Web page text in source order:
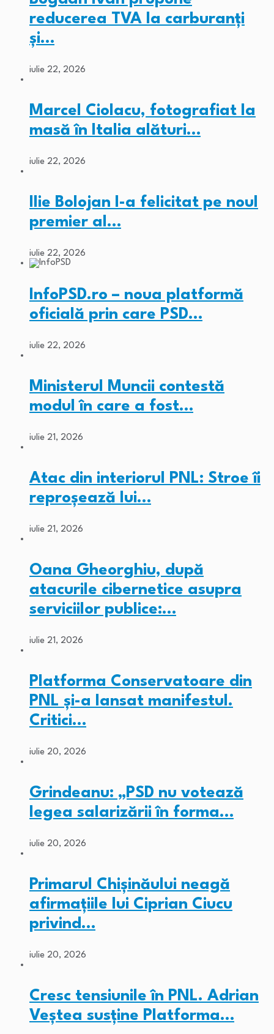
reducerea TVA la carburanți
și…
iulie 22, 2026
Marcel Ciolacu, fotografiat la
masă în Italia alături…
iulie 22, 2026
Ilie Bolojan l-a felicitat pe noul
premier al…
iulie 22, 2026
InfoPSD.ro – noua platformă
oficială prin care PSD…
iulie 22, 2026
Ministerul Muncii contestă
modul în care a fost…
iulie 21, 2026
Atac din interiorul PNL: Stroe îi
reproșează lui…
iulie 21, 2026
Oana Gheorghiu, după
atacurile cibernetice asupra
serviciilor publice:…
iulie 21, 2026
Platforma Conservatoare din
PNL și-a lansat manifestul.
Critici…
iulie 20, 2026
Grindeanu: „PSD nu votează
legea salarizării în forma…
iulie 20, 2026
Primarul Chişinăului neagă
afirmaţiile lui Ciprian Ciucu
privind…
iulie 20, 2026
Cresc tensiunile în PNL. Adrian
Veștea susține Platforma…